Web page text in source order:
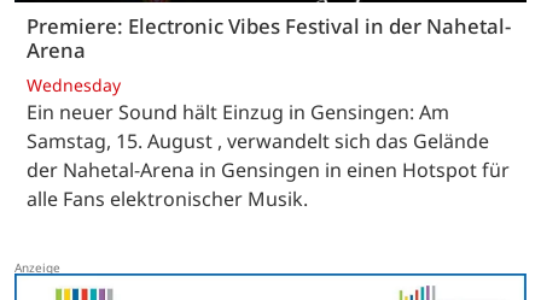
Premiere: Electronic Vibes Festival in der Nahetal-
Arena
Wednesday
Ein neuer Sound hält Einzug in Gensingen: Am
Samstag, 15. August , verwandelt sich das Gelände
der Nahetal-Arena in Gensingen in einen Hotspot für
alle Fans elektronischer Musik.